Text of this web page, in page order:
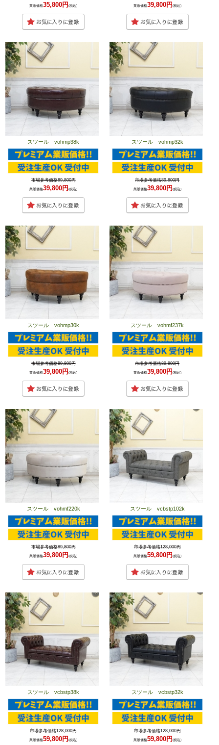
業販価格35,800円(税込) 業販価格39,800円 (税込)
スツール vohmp38k
市場参考価格89,800円
業販価格39,800円(税込)
スツール vohmp32k
市場参考価格89,800円
業販価格39,800円 (税込)
スツール vohmp30k
市場参考価格89,800円
業販価格39,800円(税込)
スツール vohmf237k
市場参考価格89,800円
業販価格39,800円 (税込)
スツール vohmf220k
市場参考価格89,800円
業販価格39,800円(税込)
スツール vcbstp102k
市場参考価格128,000円
業販価格59,800円 (税込)
スツール vcbstp38k
市場参考価格128,000円
業販価格59,800円(税込)
スツール vcbstp32k
市場参考価格128,000円
業販価格59,800円(税込)